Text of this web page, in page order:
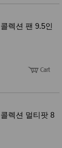
렉션 팬 9.5인
렉션 멀티팟 8